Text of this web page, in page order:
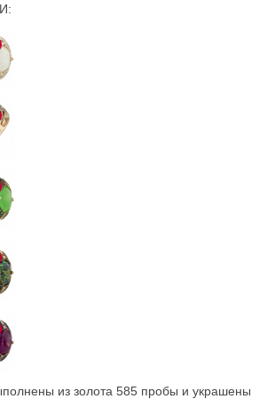
из золота 585 пробы и украшены